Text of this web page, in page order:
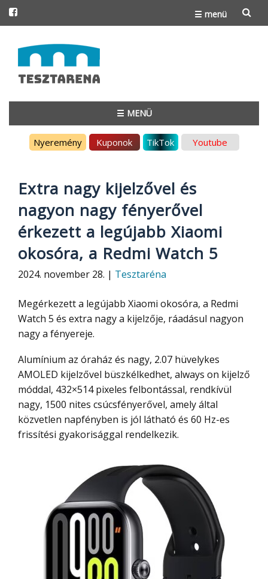
☰ menü
to
content
☰ MENÜ
Nyeremény Kuponok TikTok Youtube
Extra nagy kijelzővel és
nagyon nagy fényerővel
érkezett a legújabb Xiaomi
okosóra, a Redmi Watch 5
2024. november 28. | Tesztaréna
Megérkezett a legújabb Xiaomi okosóra, a Redmi
Watch 5 és extra nagy a kijelzője, ráadásul nagyon
nagy a fényereje.
Alumínium az óraház és nagy, 2.07 hüvelykes
AMOLED kijelzővel büszkélkedhet, always on kijelző
móddal, 432×514 pixeles felbontással, rendkívül
nagy, 1500 nites csúcsfényerővel, amely által
közvetlen napfényben is jól látható és 60 Hz-es
frissítési gyakorisággal rendelkezik.